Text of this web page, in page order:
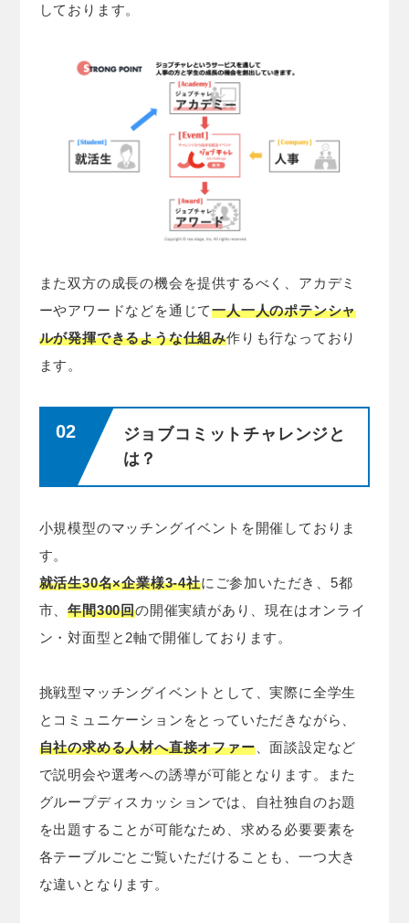
しております。
また双方の成長の機会を提供するべく、アカデミ
ーやアワードなどを通じて一人一人のポテンシャ
ルが発揮できるような仕組み作りも行なっており
ます。
ジョブコミットチャレンジと
は？
小規模型のマッチングイベントを開催しておりま
す。
就活生30名×企業様3-4社にご参加いただき、5都
市、年間300回の開催実績があり、現在はオンライ
ン・対面型と2軸で開催しております。
挑戦型マッチングイベントとして、実際に全学生
とコミュニケーションをとっていただきながら、
自社の求める人材へ直接オファー、面談設定など
で説明会や選考への誘導が可能となります。また
グループディスカッションでは、自社独自のお題
を出題することが可能なため、求める必要要素を
各テーブルごとご覧いただけることも、一つ大き
な違いとなります。